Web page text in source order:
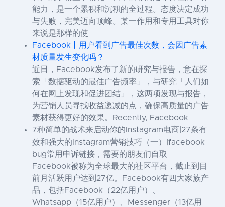
能力，是一个累积和沉积的全过程。态度决定成功
与失败，完美迈向顶峰。某一作用和专用工具对你
来说是那样的使
Facebook丨用户看到广告最佳次数，会因广告素
材质量发生变化吗？
近日，Facebook发布了新的研究与报告，意在探
索「数据驱动的最佳广告频率」，与研究「人们如
何在网上发现和促进团结」，这两项发现与报告，
为营销人员寻找收益递减的点，确保高质量的广告
素材获得更好的效果。Recently, Facebook
7种简单的战术来启动你的Instagram电商|27条有
效和强大的Instagram营销技巧（一）|facebook
bug常用申诉链接，需要的朋友们自取
Facebook被称为全球最大的社区平台，截止到目
前月活跃用户达到27亿。Facebook有四大家族产
品，包括Facebook（22亿用户）、
Whatsapp（15亿用户）、Messenger（13亿用